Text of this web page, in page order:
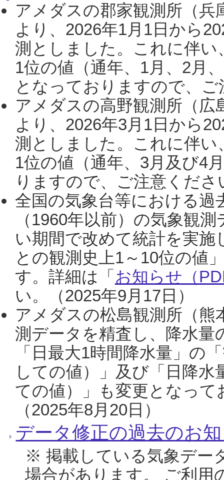
アメダスの郡家観測所（
より、2026年1月1日から
測としました。これに伴い
1位の値（通年、1月、2月
となっておりますので、
アメダスの高野観測所（
より、2026年3月1日から
測としました。これに伴い
1位の値（通年、3月及び4
りますので、ご注意くだ
全国の気象台等における過
（1960年以前）の気象観
い期間で改めて統計を実
との観測史上1～10位の値
す。詳細は「 お知らせ（
い。（2025年9月17日）
アメダスの松島観測所（熊
測データを精査し、降水
「日最大1時間降水量」の
しての値）」及び「日降
ての値）」も変更となっ
（2025年8月20日）
データ修正の過去のお
※ 掲載している気象デー
場合があります。 ご利用